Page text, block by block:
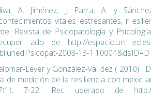
A. Jiménez, J. Parra, A. y
vitales estresantes, r
Revista de Psicopatología y
ado de http://espacio.un
2008-13-1
Lever y González-Val dez ( 2010) .
de medición de la resiliencia con mexic
7-22. Rec uperado de http://